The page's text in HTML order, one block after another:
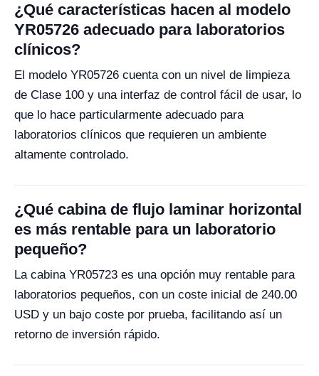
¿Qué características hacen al modelo
YR05726 adecuado para laboratorios
clínicos?
El modelo YR05726 cuenta con un nivel de limpieza
de Clase 100 y una interfaz de control fácil de usar, lo
que lo hace particularmente adecuado para
laboratorios clínicos que requieren un ambiente
altamente controlado.
¿Qué cabina de flujo laminar horizontal
es más rentable para un laboratorio
pequeño?
La cabina YR05723 es una opción muy rentable para
laboratorios pequeños, con un coste inicial de 240.00
USD y un bajo coste por prueba, facilitando así un
retorno de inversión rápido.